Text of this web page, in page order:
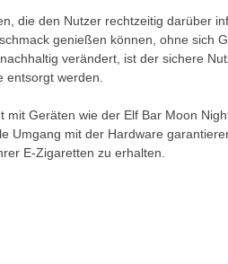
die den Nutzer rechtzeitig darüber
genießen können, ohne sich
verändert, ist der sichere
werden.
Geräten wie der Elf Bar Moon
mit der Hardware
E-Zigaretten zu erhalten.